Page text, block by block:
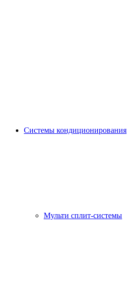
Системы кондиционирования
Мульти сплит-системы